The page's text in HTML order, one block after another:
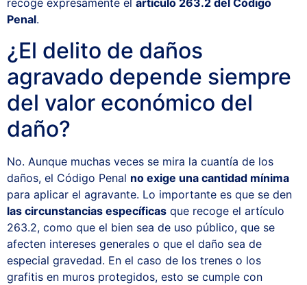
recoge expresamente el artículo 263.2 del Código
Penal.
¿El delito de daños
agravado depende siempre
del valor económico del
daño?
No. Aunque muchas veces se mira la cuantía de los
daños, el Código Penal no exige una cantidad mínima
para aplicar el agravante. Lo importante es que se den
las circunstancias específicas que recoge el artículo
263.2, como que el bien sea de uso público, que se
afecten intereses generales o que el daño sea de
especial gravedad. En el caso de los trenes o los
grafitis en muros protegidos, esto se cumple con